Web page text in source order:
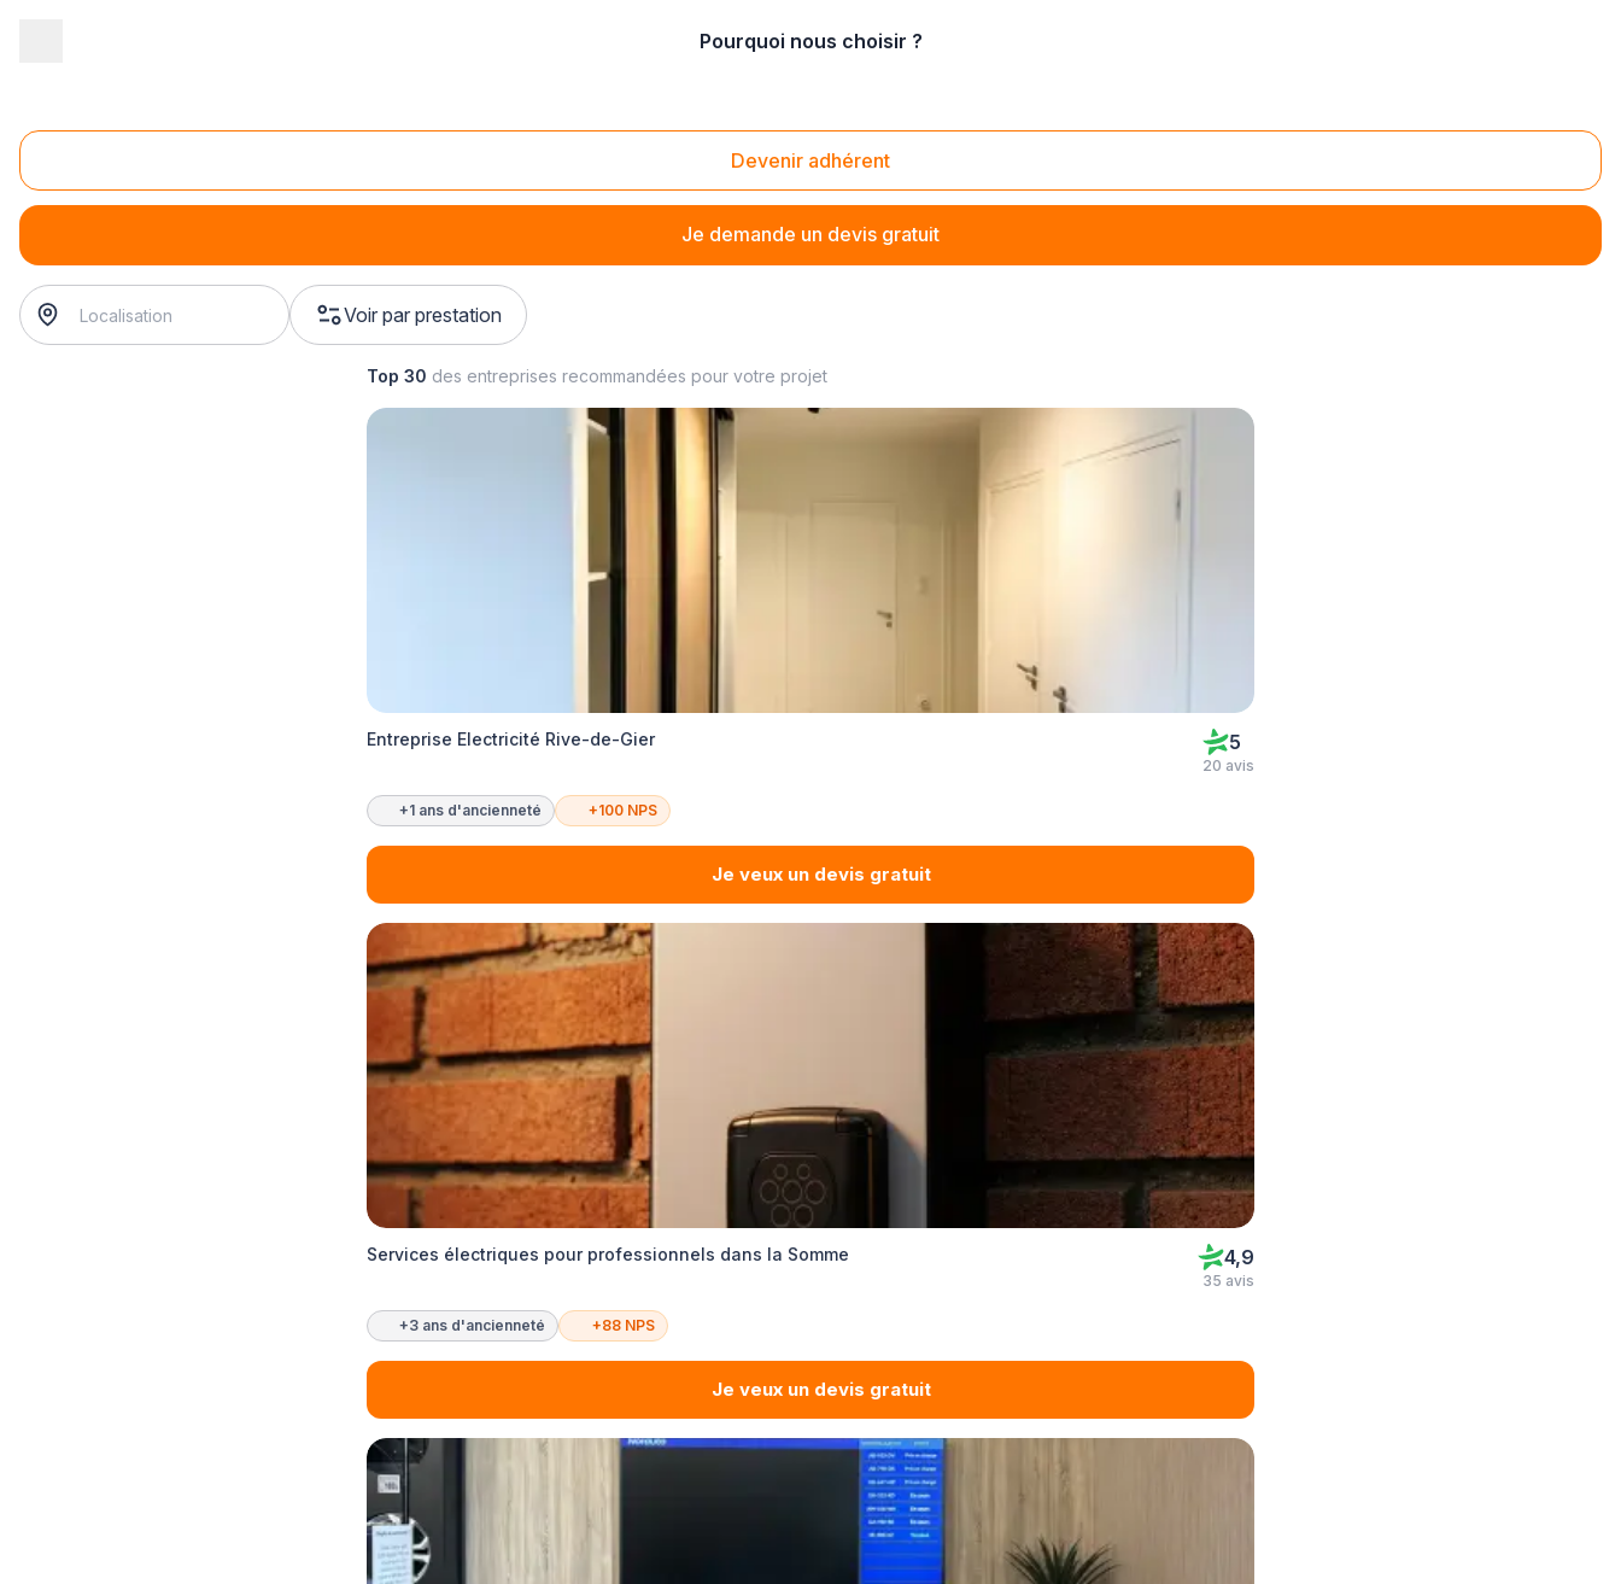
Pourquoi nous choisir ?
Devenir adhérent
Je demande un devis gratuit
Installation de bande led murale
installation de bande led murale
Voir par prestation
Top 30 des entreprises recommandées pour votre projet
Entreprise Electricité Rive-de-Gier 5
20 avis
+1 ans d'ancienneté +100 NPS
Je veux un devis gratuit
Services électriques pour professionnels dans la Somme 4,9
35 avis
+3 ans d'ancienneté +88 NPS
Je veux un devis gratuit